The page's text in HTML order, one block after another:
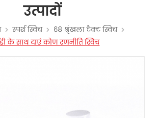
उत्पादों
स्पर्श स्विच
68 श्रृंखला टैक्ट स्विच
के साथ दाएं कोण रणनीति स्विच